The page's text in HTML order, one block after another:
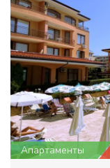
Апартаменты